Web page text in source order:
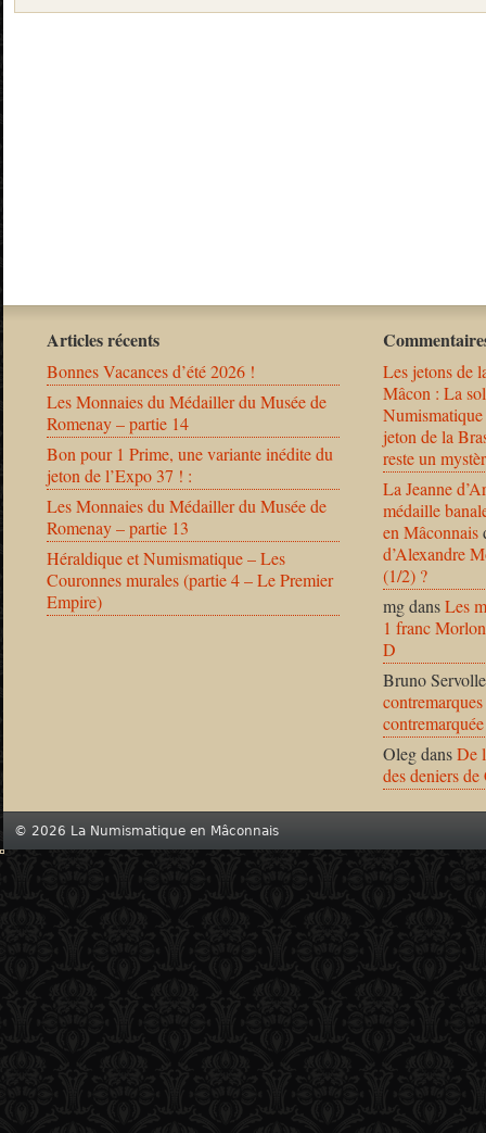
Articles récents
Bonnes Vacances d’été 2026 !
Les Monnaies du Médailler du Musée de
Romenay – partie 14
Bon pour 1 Prime, une variante inédite du
jeton de l’Expo 37 ! :
Les Monnaies du Médailler du Musée de
Romenay – partie 13
Héraldique et Numismatique – Les
Couronnes murales (partie 4 – Le Premier
Empire)
Les jetons de
Mâcon : La
jeton de la
reste un
La Jeanne
médaille
en Mâconnais
d’Alexandre
(1/2) ?
mgdansLes
1 franc
D
Bruno Servolle
OlegdansDe
des deniers
© 2026 La Numismatique en Mâconnais